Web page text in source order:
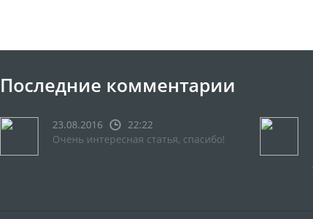
Последние комментарии
23.08.2016
22:22
Очень интересная статья, спасибо!